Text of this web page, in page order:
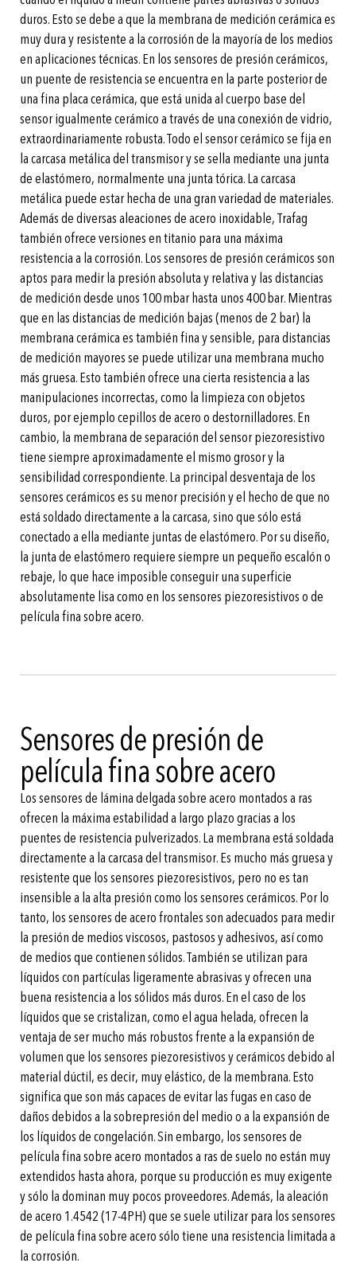
duros. Esto se debe a que la membrana de medición cerámica es
muy dura y resistente a la corrosión de la mayoría de los medios
en aplicaciones técnicas. En los sensores de presión cerámicos,
un puente de resistencia se encuentra en la parte posterior de
una fina placa cerámica, que está unida al cuerpo base del
sensor igualmente cerámico a través de una conexión de vidrio,
extraordinariamente robusta. Todo el sensor cerámico se fija en
la carcasa metálica del transmisor y se sella mediante una junta
de elastómero, normalmente una junta tórica. La carcasa
metálica puede estar hecha de una gran variedad de materiales.
Además de diversas aleaciones de acero inoxidable, Trafag
también ofrece versiones en titanio para una máxima
resistencia a la corrosión. Los sensores de presión cerámicos son
aptos para medir la presión absoluta y relativa y las distancias
de medición desde unos 100 mbar hasta unos 400 bar. Mientras
que en las distancias de medición bajas (menos de 2 bar) la
membrana cerámica es también fina y sensible, para distancias
de medición mayores se puede utilizar una membrana mucho
más gruesa. Esto también ofrece una cierta resistencia a las
manipulaciones incorrectas, como la limpieza con objetos
duros, por ejemplo cepillos de acero o destornilladores. En
cambio, la membrana de separación del sensor piezoresistivo
tiene siempre aproximadamente el mismo grosor y la
sensibilidad correspondiente. La principal desventaja de los
sensores cerámicos es su menor precisión y el hecho de que no
está soldado directamente a la carcasa, sino que sólo está
conectado a ella mediante juntas de elastómero. Por su diseño,
la junta de elastómero requiere siempre un pequeño escalón o
rebaje, lo que hace imposible conseguir una superficie
absolutamente lisa como en los sensores piezoresistivos o de
película fina sobre acero.
Sensores de presión de
película fina sobre acero
Los sensores de lámina delgada sobre acero montados a ras
ofrecen la máxima estabilidad a largo plazo gracias a los
puentes de resistencia pulverizados. La membrana está soldada
directamente a la carcasa del transmisor. Es mucho más gruesa y
resistente que los sensores piezoresistivos, pero no es tan
insensible a la alta presión como los sensores cerámicos. Por lo
tanto, los sensores de acero frontales son adecuados para medir
la presión de medios viscosos, pastosos y adhesivos, así como
de medios que contienen sólidos. También se utilizan para
líquidos con partículas ligeramente abrasivas y ofrecen una
buena resistencia a los sólidos más duros. En el caso de los
líquidos que se cristalizan, como el agua helada, ofrecen la
ventaja de ser mucho más robustos frente a la expansión de
volumen que los sensores piezoresistivos y cerámicos debido al
material dúctil, es decir, muy elástico, de la membrana. Esto
significa que son más capaces de evitar las fugas en caso de
daños debidos a la sobrepresión del medio o a la expansión de
los líquidos de congelación. Sin embargo, los sensores de
película fina sobre acero montados a ras de suelo no están muy
extendidos hasta ahora, porque su producción es muy exigente
y sólo la dominan muy pocos proveedores. Además, la aleación
de acero 1.4542 (17-4PH) que se suele utilizar para los sensores
de película fina sobre acero sólo tiene una resistencia limitada a
la corrosión.